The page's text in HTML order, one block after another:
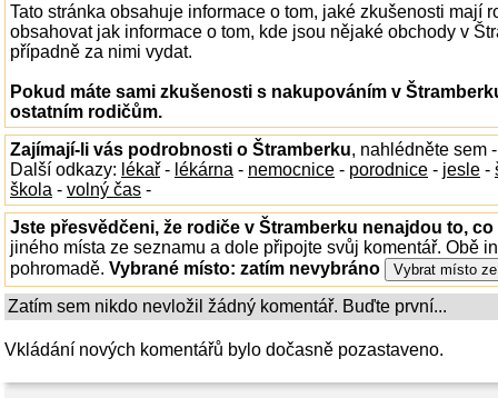
Tato stránka obsahuje informace o tom, jaké zkušenosti mají
obsahovat jak informace o tom, kde jsou nějaké obchody v
případně za nimi vydat.
Pokud máte sami zkušenosti s nakupováním v
ostatním rodičům.
Zajímají-li vás podrobnosti o Štramberku, nahlédněte sem
Další odkazy: lékař - lékárna - nemocnice - porodnice - jesle -
škola - volný čas -
Jste přesvědčeni, že rodiče v Štramberku nenajdou to,
jiného místa ze seznamu a dole připojte svůj komentář. Obě
pohromadě. Vybrané místo: zatím nevybráno
Zatím sem nikdo nevložil žádný komentář. Buďte první...
Vkládání nových komentářů bylo dočasně pozastaveno.